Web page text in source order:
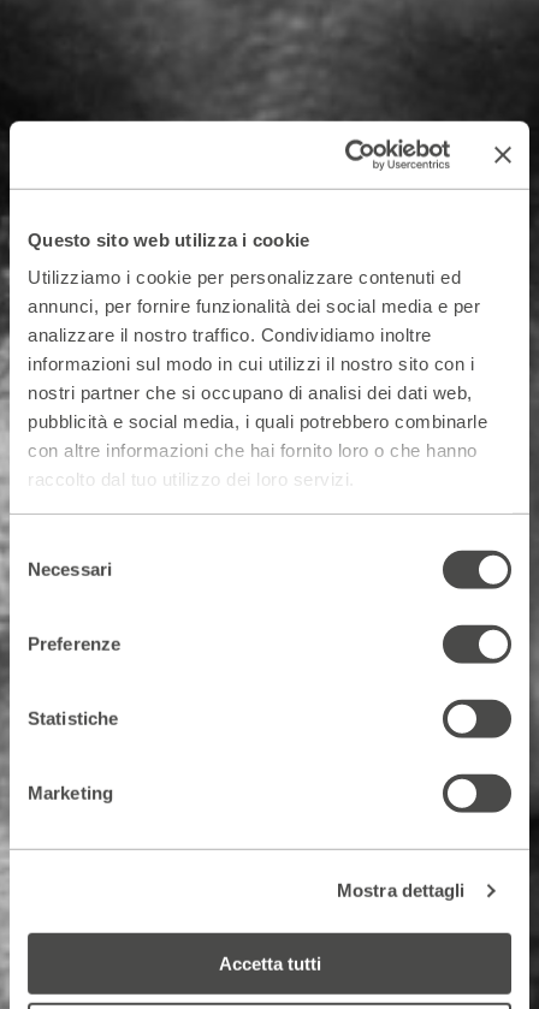
Questo sito web utilizza i cookie
Utilizziamo i cookie per personalizzare contenuti ed
annunci, per fornire funzionalità dei social media e per
analizzare il nostro traffico. Condividiamo inoltre
informazioni sul modo in cui utilizzi il nostro sito con i
nostri partner che si occupano di analisi dei dati web,
pubblicità e social media, i quali potrebbero combinarle
con altre informazioni che hai fornito loro o che hanno
raccolto dal tuo utilizzo dei loro servizi.
Selezione
delNecessari
Preferenze
Statistiche
Marketing
Mostra dettagli
Accetta tutti